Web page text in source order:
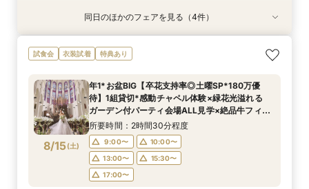
衣装試着 特典あり
8/14(金 )
【見積相談会】結婚式費用を抑えて挙げるコツを
教えます♪
9:00〜
10:00〜
13:00〜
15:30〜
17:00〜
フェアを予約
衣装試着 特典あり
8/14(金 )
＜料理重視の方へ◎＞こだわり抜いた記憶に残る
美食体験◇黒毛和牛3万試食付き！骨格診断＆お
所要時間：2時間30分程度
9:00〜
10:00〜
13:00〜
15:30〜
17:00〜
フェアを予約
特典あり
8/14(金 )
<初見学に◎>じっくり相談会×大聖堂×上質空間
×絶品3万試食
10:00〜
11:00〜
13:00〜
15:30〜
17:00〜
フェアを予約
8/14(金 )
【60分で知りたいことだけ♪】安心相談×会場見
学★来館特典付き
9:00〜
10:00〜
13:00〜
15:30〜
17:00〜
フェアを予約
同日のほかのフェアを見る（4件）
試食会 衣装試着 特典あり
8/15(土)
年1*お盆BIG【卒花支持率◎土曜SP*180万優
待】1組貸切*感動チャペル体験×緑花光溢れる
ガーデン付パーティ会場ALL見学×絶品牛フィレ
試食付
所要時間：2時間30分程度
9:00〜
10:00〜
13:00〜
15:30〜
17:00〜